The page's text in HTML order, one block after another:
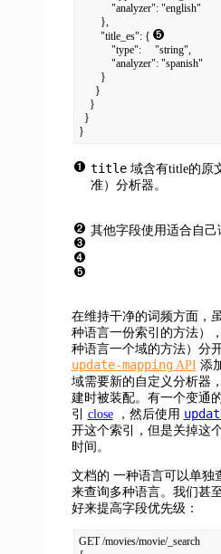
        "title_es": {
}
title域含有title的原
准）分析器。
其他字段使用适合自己
在维持干净的词频方面，
种语言一份索引的方法）
种语言一个域的方法）分
update-mappingAPI 添
域需要新的自定义分析器
建时被装配。有一个变通
引 close，然后使用
开这个索引，但是关掉这
时间。
文档的 一种语言可以单独
来查询多种语言。我们甚
好来提高字段优先级：
GET /movies/movie/_search